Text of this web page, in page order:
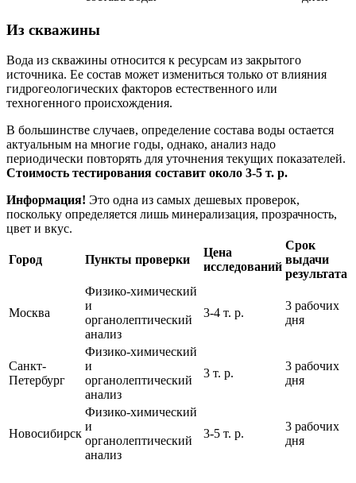
Из скважины
Вода из скважины относится к ресурсам из закрытого
источника. Ее состав может измениться только от влияния
гидрогеологических факторов естественного или
техногенного происхождения.
В большинстве случаев, определение состава воды остается
актуальным на многие годы, однако, анализ надо
периодически повторять для уточнения текущих показателей.
Стоимость тестирования составит около 3-5 т. р.
Информация! Это одна из самых дешевых проверок,
поскольку определяется лишь минерализация, прозрачность,
цвет и вкус.
Город Пункты проверки
Цена
исследований
Срок
выдачи
результата
Москва
Физико-химический
и
органолептический
анализ
3-4 т. р.
3 рабочих
дня
Санкт-
Петербург
Физико-химический
и
органолептический
анализ
3 т. р.
3 рабочих
дня
Новосибирск
Физико-химический
и
органолептический
анализ
3-5 т. р.
3 рабочих
дня